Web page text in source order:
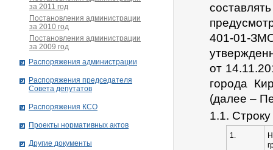
401-01-
от
города
(далее –
1.1.
1.
за 2011 год
Постановления администрации
за 2010 год
Постановления администрации
за 2009 год
Распоряжения администрации
Распоряжения председателя
Совета депутатов
Распоряжения КСО
Проекты нормативных актов
Другие документы